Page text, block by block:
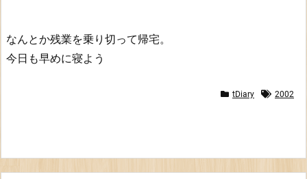
なんとか残業を乗り切って帰宅。
今日も早めに寝よう
tDiary 2002